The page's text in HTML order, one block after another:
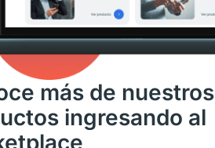
más de nuestros
ingresando al